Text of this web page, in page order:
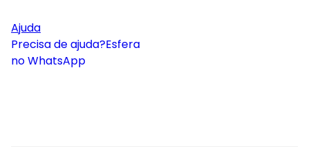
Ajuda
Precisa de ajuda?Esfera
no WhatsApp